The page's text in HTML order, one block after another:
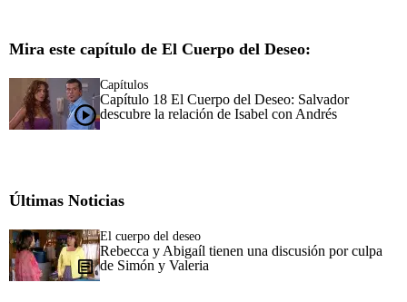
Mira este capítulo de El Cuerpo del Deseo:
Capítulos
Capítulo 18 El Cuerpo del Deseo: Salvador
descubre la relación de Isabel con Andrés
Últimas Noticias
El cuerpo del deseo
Rebecca y Abigaíl tienen una discusión por culpa
de Simón y Valeria